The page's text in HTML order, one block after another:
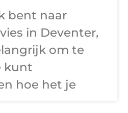
bent naar
in Deventer,
om te
kunt
hoe het je